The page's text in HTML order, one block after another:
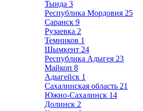
Тында 3
Республика Мордовия 25
Саранск 9
Рузаевка 2
Темников 1
Шымкент 24
Республика Адыгея 23
Майкоп 8
Адыгейск 1
Сахалинская область 21
Южно-Сахалинск 14
Долинск 2